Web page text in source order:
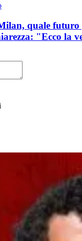
quale
"Ecco la